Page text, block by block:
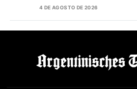
4 DE AGOSTO DE 2026